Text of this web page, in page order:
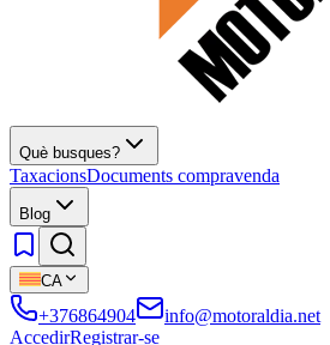
Què busques?
TaxacionsDocuments compravenda
Blog
CA
+376864904
info@motoraldia.net
AccedirRegistrar-se